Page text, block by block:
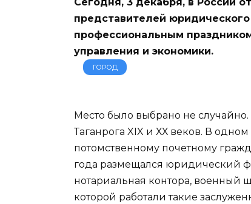
представителей
профессиональным
управления и экономики.
ГОРОД
Место было выбрано не
Таганрога XIX и ХХ веков. В
потомственному почетному
года размещался юридический
нотариальная контора, военный
которой работали такие